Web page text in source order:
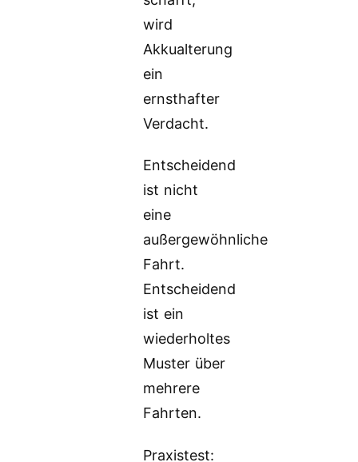
wird
Akkualterung
ein
ernsthafter
Verdacht.
Entscheidend
ist nicht
eine
außergewöhnliche
Fahrt.
Entscheidend
ist ein
wiederholtes
Muster über
mehrere
Fahrten.
Praxistest: